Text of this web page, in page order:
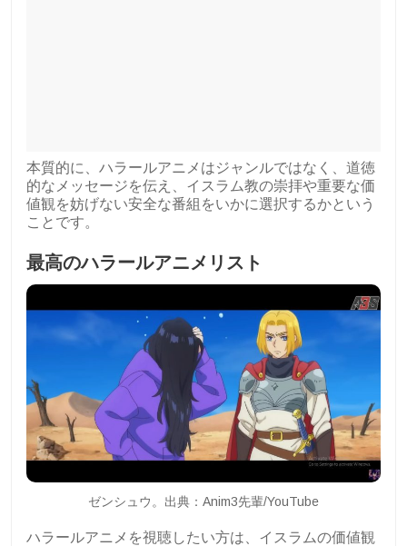
本質的に、ハラールアニメはジャンルではなく、道徳
的なメッセージを伝え、イスラム教の崇拝や重要な価
値観を妨げない安全な番組をいかに選択するかという
ことです。
最高のハラールアニメリスト
ゼンシュウ。出典：Anim3先輩/YouTube
ハラールアニメを視聴したい方は、イスラムの価値観